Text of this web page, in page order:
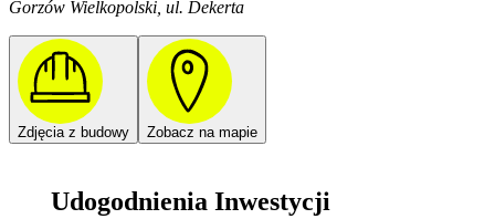
Gorzów Wielkopolski, ul. Dekerta
Zdjęcia z budowy Zobacz na mapie
Udogodnienia Inwestycji